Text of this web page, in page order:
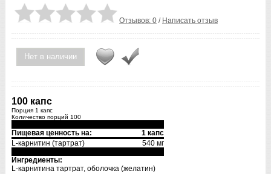
Отзывов: 0 / Написать отзыв
Нет в наличии
100 капс
Порция 1 капс
Количество порций 100
Пищевая ценность на:
1 капс
L-карнитин (тартрат)
540 мг
Ингредиенты:
L-карнитина тартрат, оболочка (желатин)